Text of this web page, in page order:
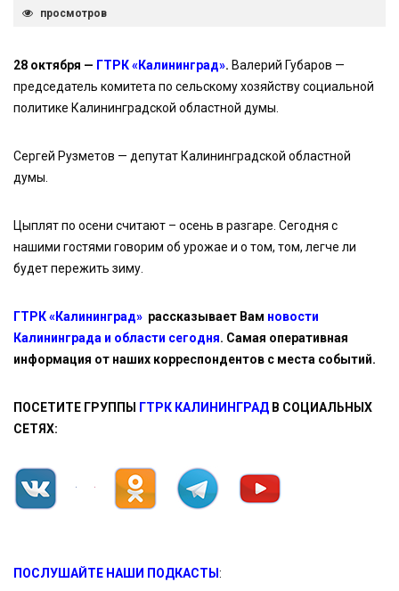
просмотров
28 октября — ГТРК «Калининград». Валерий Губаров —
председатель комитета по сельскому хозяйству социальной
политике Калининградской областной думы.
Сергей Рузметов — депутат Калининградской областной
думы.
Цыплят по осени считают – осень в разгаре. Сегодня с
нашими гостями говорим об урожае и о том, том, легче ли
будет пережить зиму.
ГТРК «Калининград» рассказывает Вам новости
Калининграда и области сегодня. Самая оперативная
информация от наших корреспондентов с места событий.
ПОСЕТИТЕ ГРУППЫ ГТРК КАЛИНИНГРАД В СОЦИАЛЬНЫХ
СЕТЯХ:
ПОСЛУШАЙТЕ НАШИ ПОДКАСТЫ: